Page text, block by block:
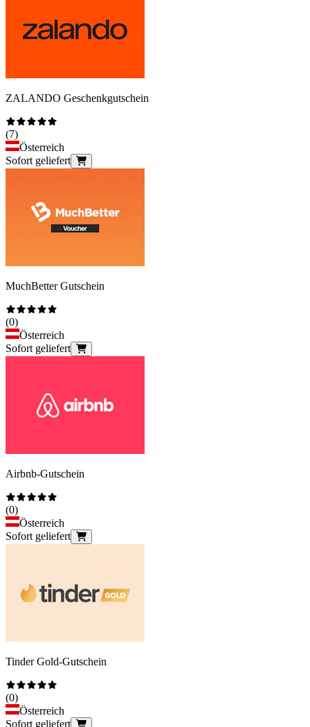
ZALANDO Geschenkgutschein
(7)
Österreich
Sofort geliefert
MuchBetter Gutschein
(0)
Österreich
Sofort geliefert
Airbnb-Gutschein
(0)
Österreich
Sofort geliefert
Tinder Gold-Gutschein
(0)
Österreich
Sofort geliefert